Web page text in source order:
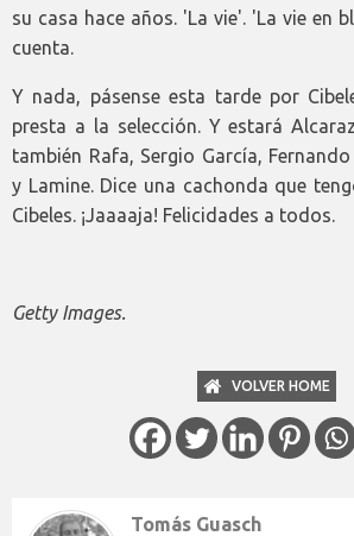
su casa hace años. 'La vie'. 'La vie en
cuenta.
Y nada, pásense esta tarde por
presta a la selección. Y estará
también Rafa, Sergio García,
y Lamine. Dice una cachonda que
Cibeles. ¡Jaaaaja! Felicidades a todos.
Getty Images.
VOLVER HOME
Tomás Guasch